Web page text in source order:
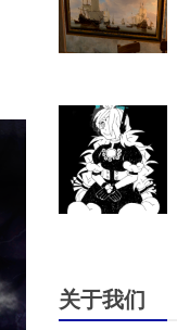
关于我们